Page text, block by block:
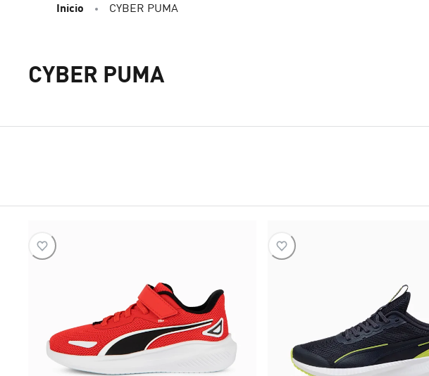
Inicio CYBER PUMA
CYBER PUMA